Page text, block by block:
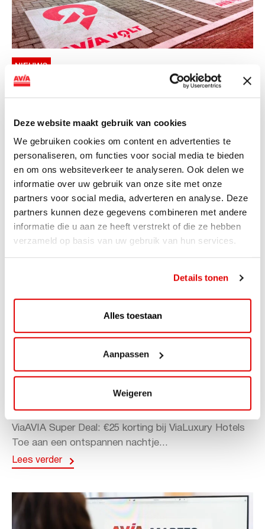
Deze website maakt gebruik van cookies
We gebruiken cookies om content en advertenties te
personaliseren, om functies voor social media te bieden
en om ons websiteverkeer te analyseren. Ook delen we
informatie over uw gebruik van onze site met onze
partners voor social media, adverteren en analyse. Deze
partners kunnen deze gegevens combineren met andere
informatie die u aan ze heeft verstrekt of die ze hebben
verzameld op basis van uw gebruik van hun services.
Details tonen
Alles toestaan
Aanpassen
Weigeren
NIEUWS
AVIA VOLT en Fletcher Hotels starten
snellaadinfrastructuur
AVIA VOLT en Fletcher Hotels starten landelijke uitrol
van DC-snellaadinfrastructuur AVIA VOLT en...
ViaAVIA Super Deal: 20% korting bij
ViaAVIA Super Deal: €25 korting bij ViaLuxury Hotels
Toe aan een ontspannen nachtje...
Lees verder